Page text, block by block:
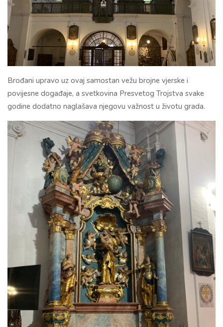
Brođani upravo uz ovaj samostan vežu brojne vjerske i
povijesne događaje, a svetkovina Presvetog Trojstva svake
godine dodatno naglašava njegovu važnost u životu grada.